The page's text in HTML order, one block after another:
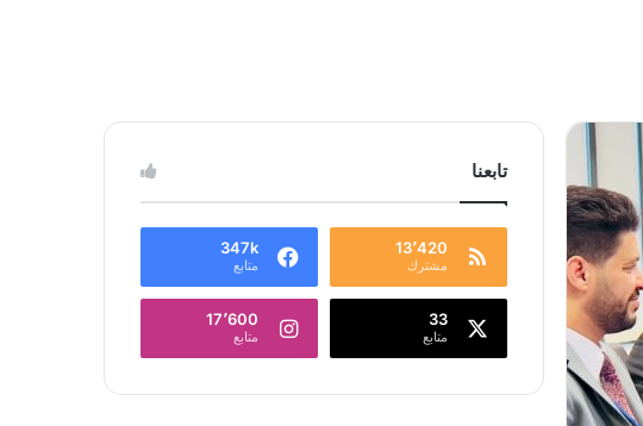
تابعنا
13٬420
مشترك
347k
متابع
33
متابع
17٬600
متابع